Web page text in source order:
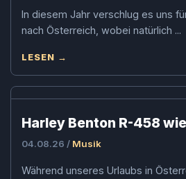
In diesem Jahr verschlug es uns
nach Österreich, wobei natürlich ...
LESEN →
Harley Benton R-458
04.08.26 / Musik
Während unseres Urlaubs in